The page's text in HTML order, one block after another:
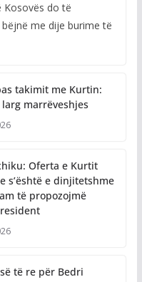
Kosovës do të
me dije burime të
takimit me Kurtin:
marrëveshjes
Oferta e Kurtit
s’është e dinjitetshme
të propozojmë
të re për Bedri